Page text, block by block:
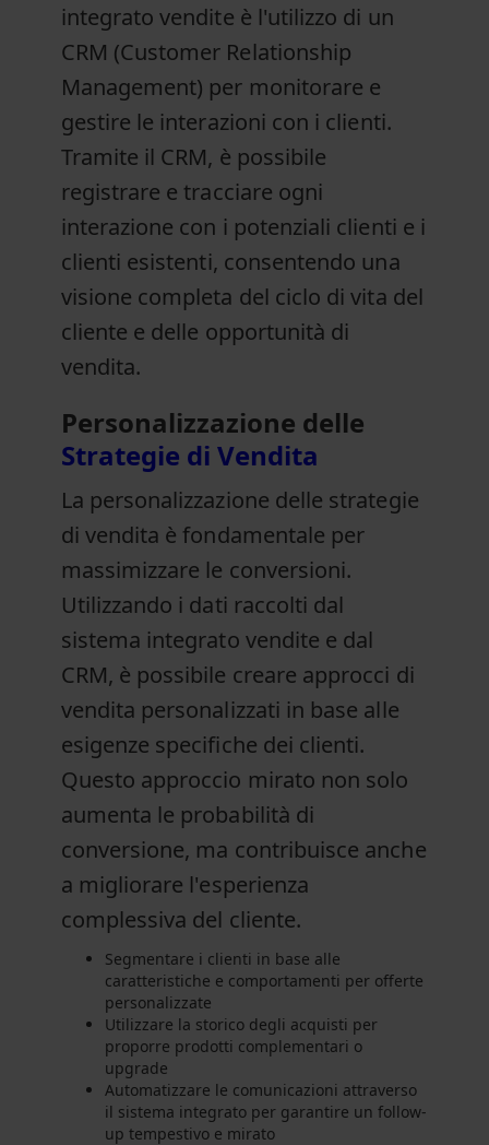
integrato vendite è l'utilizzo di un
CRM (Customer Relationship
Management) per monitorare e
gestire le interazioni con i clienti.
Tramite il CRM, è possibile
registrare e tracciare ogni
interazione con i potenziali clienti e i
clienti esistenti, consentendo una
visione completa del ciclo di vita del
cliente e delle opportunità di
vendita.
Personalizzazione delle
Strategie di Vendita
La personalizzazione delle strategie
di vendita è fondamentale per
massimizzare le conversioni.
Utilizzando i dati raccolti dal
sistema integrato vendite e dal
CRM, è possibile creare approcci di
vendita personalizzati in base alle
esigenze specifiche dei clienti.
Questo approccio mirato non solo
aumenta le probabilità di
conversione, ma contribuisce anche
a migliorare l'esperienza
complessiva del cliente.
Segmentare i clienti in base alle
caratteristiche e comportamenti per offerte
personalizzate
Utilizzare la storico degli acquisti per
proporre prodotti complementari o
upgrade
Automatizzare le comunicazioni attraverso
il sistema integrato per garantire un follow-
up tempestivo e mirato